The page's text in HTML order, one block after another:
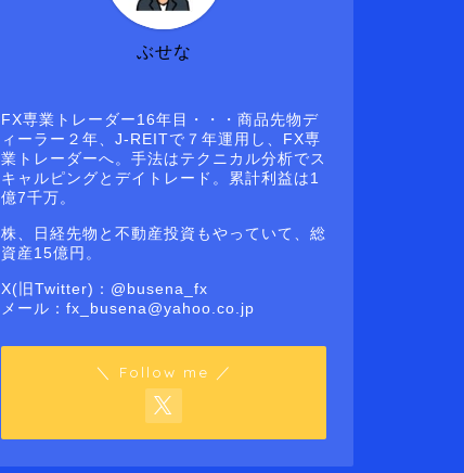
ぶせな
FX専業トレーダー16年目・・・商品先物デ
ィーラー２年、J-REITで７年運用し、FX専
業トレーダーへ。手法はテクニカル分析でス
キャルピングとデイトレード。累計利益は1
億7千万。
株、日経先物と不動産投資もやっていて、総
資産15億円。
X(旧Twitter)：@busena_fx
メール：fx_busena@yahoo.co.jp
＼ Follow me ／